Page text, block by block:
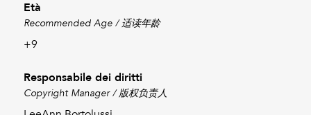
Età
Recommended Age / 适读年龄
+9
Responsabile dei diritti
Copyright Manager / 版权负责人